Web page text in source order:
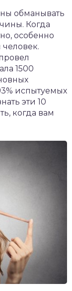
обманывать
Когда
особенно
человек.
1500
испытуемых
эти 10
когда вам